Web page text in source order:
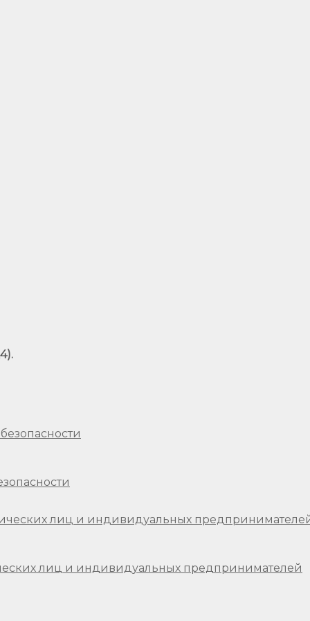
лиц и индивидуальных предпринимателей